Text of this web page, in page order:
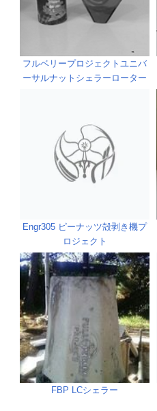
フルベリープロジェクトユニバ
ーサルナットシェラーローター
Engr305 ピーナッツ殻剥き機プ
ロジェクト
FBP LCシェラー